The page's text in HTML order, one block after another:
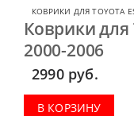
КОВРИКИ ДЛЯ TOYOTA
Коврики для
2000-2006
2990 руб.
В КОРЗИНУ